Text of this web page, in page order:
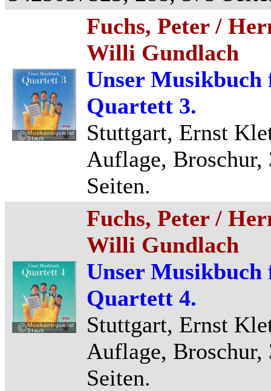
Fuchs, Peter /
Willi Gundlach
Unser
Quartett 3.
Stuttgart, Ernst
Auflage, Broschur,
Seiten.
Fuchs, Peter /
Willi Gundlach
Unser
Quartett 4.
Stuttgart, Ernst
Auflage, Broschur,
Seiten.